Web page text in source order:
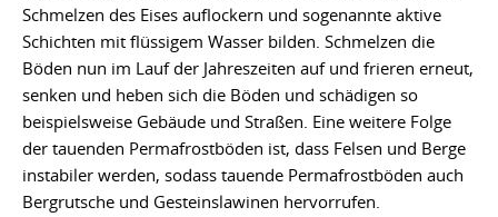
Schmelzen des Eises auflockern und sogenannte aktive
Schichten mit flüssigem Wasser bilden. Schmelzen die
Böden nun im Lauf der Jahreszeiten auf und frieren erneut,
senken und heben sich die Böden und schädigen so
beispielsweise Gebäude und Straßen. Eine weitere Folge
der tauenden Permafrostböden ist, dass Felsen und Berge
instabiler werden, sodass tauende Permafrostböden auch
Bergrutsche und Gesteinslawinen hervorrufen.